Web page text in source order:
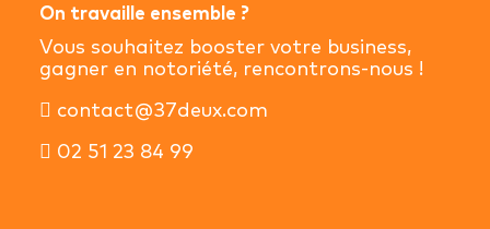
On travaille ensemble ?
Vous souhaitez booster votre business,
gagner en notoriété, rencontrons-nous !
contact@37deux.com
02 51 23 84 99